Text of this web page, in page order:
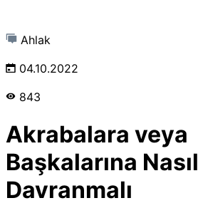
Ahlak
04.10.2022
843
Akrabalara veya
Başkalarına Nasıl
Davranmalı